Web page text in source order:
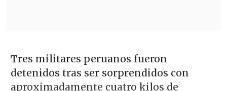
Tres militares peruanos fueron
detenidos tras ser sorprendidos con
aproximadamente cuatro kilos de